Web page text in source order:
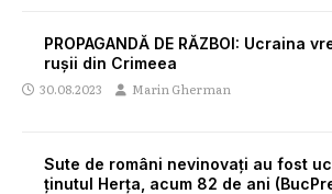
PROPAGANDĂ DE RĂZBOI: Ucraina
rușii din Crimeea
30.08.2023 Marin Gherman
Sute de români nevinovați au fost
ținutul Herța, acum 82 de ani